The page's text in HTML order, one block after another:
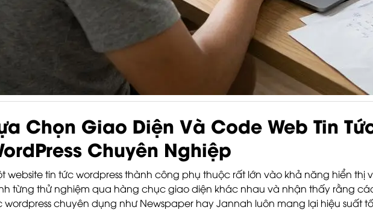
Chọn Giao Diện Và Code Web Tin
Chuyên Nghiệp
website tin tức wordpress thành công phụ thuộc rất lớn vào khả năng hiển thị
từng thử nghiệm qua hàng chục giao diện khác nhau và nhận thấy rằng
wordpress chuyên dụng như Newspaper hay Jannah luôn mang lại hiệu suất